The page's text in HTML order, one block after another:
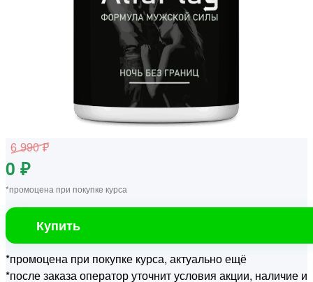
6 990 ₽
0 ₽
*промоцена при покупке курса
Купить
*промоцена при покупке курса, актуально ещё
*после заказа оператор уточнит условия акции, наличие и